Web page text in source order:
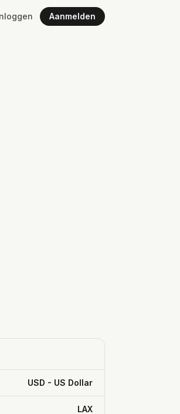
Aanmelden
USD - US Dollar
LAX